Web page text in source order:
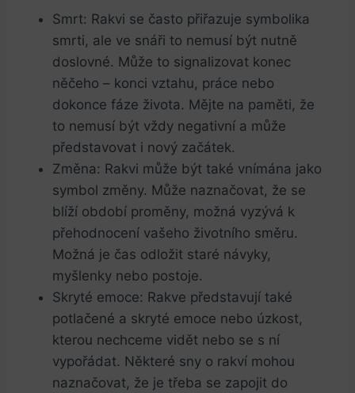
Smrt: Rakvi ⁢se často přiřazuje symbolika
smrti, ale ve ​snáři to nemusí být nutně
doslovné. Může to ‌signalizovat konec
něčeho – ‌konci ⁢vztahu, práce nebo
dokonce fáze života. Mějte⁣ na paměti, že
to nemusí být vždy negativní a​ může
představovat i nový začátek.
Změna: Rakvi ⁢může​ být také vnímána jako
symbol změny. Může naznačovat, že se
blíží období proměny, možná vyzývá k
přehodnocení vašeho životního směru.
Možná je ⁣čas odložit staré návyky,
myšlenky nebo postoje.
Skryté emoce: Rakve představují také
potlačené a skryté⁣ emoce nebo úzkost,
kterou nechceme vidět nebo se s⁤ ní
vypořádat. Některé sny o rakví mohou
naznačovat, že je třeba se zapojit do